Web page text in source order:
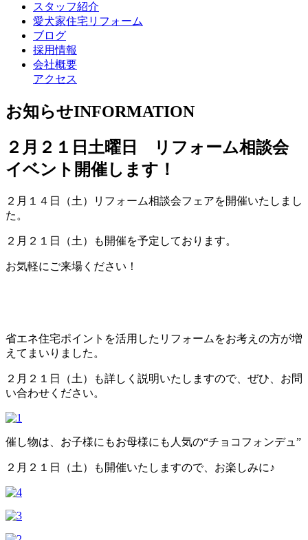
スタッフ紹介
愛犬家住宅リフォーム
ブログ
採用情報
会社概要
アクセス
お知らせINFORMATION
２月２１日土曜日 リフォーム相談会
イベント開催します！
２月１４日（土）リフォーム相談会フェアを開催いたしまし
た。
２月２１日（土）も開催を予定しております。
お気軽にご来場ください！
省エネ住宅ポイントを活用したリフォームをお考えの方が増
えてまいりました。
２月２１日（土）も詳しく説明いたしますので、ぜひ、お問
い合わせください。
催し物は、お子様にもお母様にも人気の“チョコフォンデュ”
２月２１日（土）も開催いたしますので、お楽しみに♪